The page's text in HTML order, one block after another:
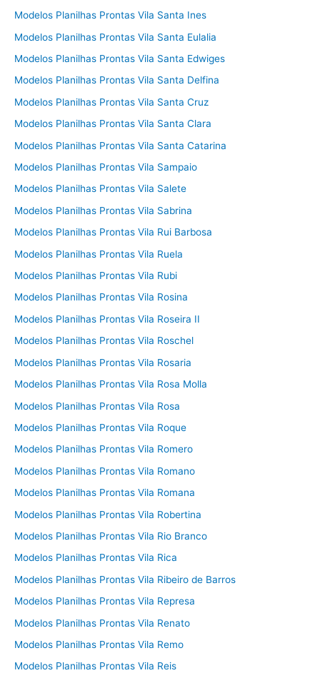
Modelos Planilhas Prontas Vila Santa Ines
Modelos Planilhas Prontas Vila Santa Eulalia
Modelos Planilhas Prontas Vila Santa Edwiges
Modelos Planilhas Prontas Vila Santa Delfina
Modelos Planilhas Prontas Vila Santa Cruz
Modelos Planilhas Prontas Vila Santa Clara
Modelos Planilhas Prontas Vila Santa Catarina
Modelos Planilhas Prontas Vila Sampaio
Modelos Planilhas Prontas Vila Salete
Modelos Planilhas Prontas Vila Sabrina
Modelos Planilhas Prontas Vila Rui Barbosa
Modelos Planilhas Prontas Vila Ruela
Modelos Planilhas Prontas Vila Rubi
Modelos Planilhas Prontas Vila Rosina
Modelos Planilhas Prontas Vila Roseira II
Modelos Planilhas Prontas Vila Roschel
Modelos Planilhas Prontas Vila Rosaria
Modelos Planilhas Prontas Vila Rosa Molla
Modelos Planilhas Prontas Vila Rosa
Modelos Planilhas Prontas Vila Roque
Modelos Planilhas Prontas Vila Romero
Modelos Planilhas Prontas Vila Romano
Modelos Planilhas Prontas Vila Romana
Modelos Planilhas Prontas Vila Robertina
Modelos Planilhas Prontas Vila Rio Branco
Modelos Planilhas Prontas Vila Rica
Modelos Planilhas Prontas Vila Ribeiro de Barros
Modelos Planilhas Prontas Vila Represa
Modelos Planilhas Prontas Vila Renato
Modelos Planilhas Prontas Vila Remo
Modelos Planilhas Prontas Vila Reis